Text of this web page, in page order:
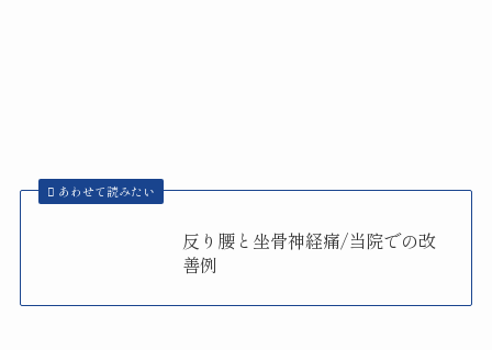
あわせて読みたい
反り腰と坐骨神経痛/当院での改
善例